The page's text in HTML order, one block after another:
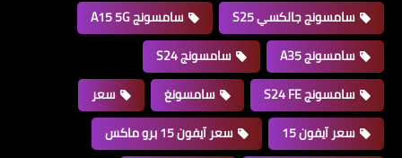
سامسونج جالكسي S25
سامسونج A15 5G
سامسونج A35
سامسونج S24
سامسونج S24 FE
سامسونغ
سعر
سعر آيفون 15
سعر آيفون 15 برو ماكس